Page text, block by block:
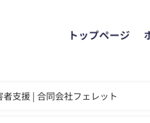
トップページ
者支援 | 合同会社フェレット